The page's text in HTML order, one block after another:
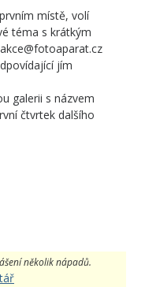
místě, volí
téma s krátkým
jím
galerii s názvem
čtvrtek dalšího
několik nápadů.